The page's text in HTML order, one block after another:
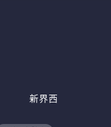
新界西